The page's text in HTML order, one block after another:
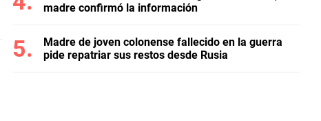
madre confirmó la información
Madre de joven colonense fallecido en la guerra
pide repatriar sus restos desde Rusia